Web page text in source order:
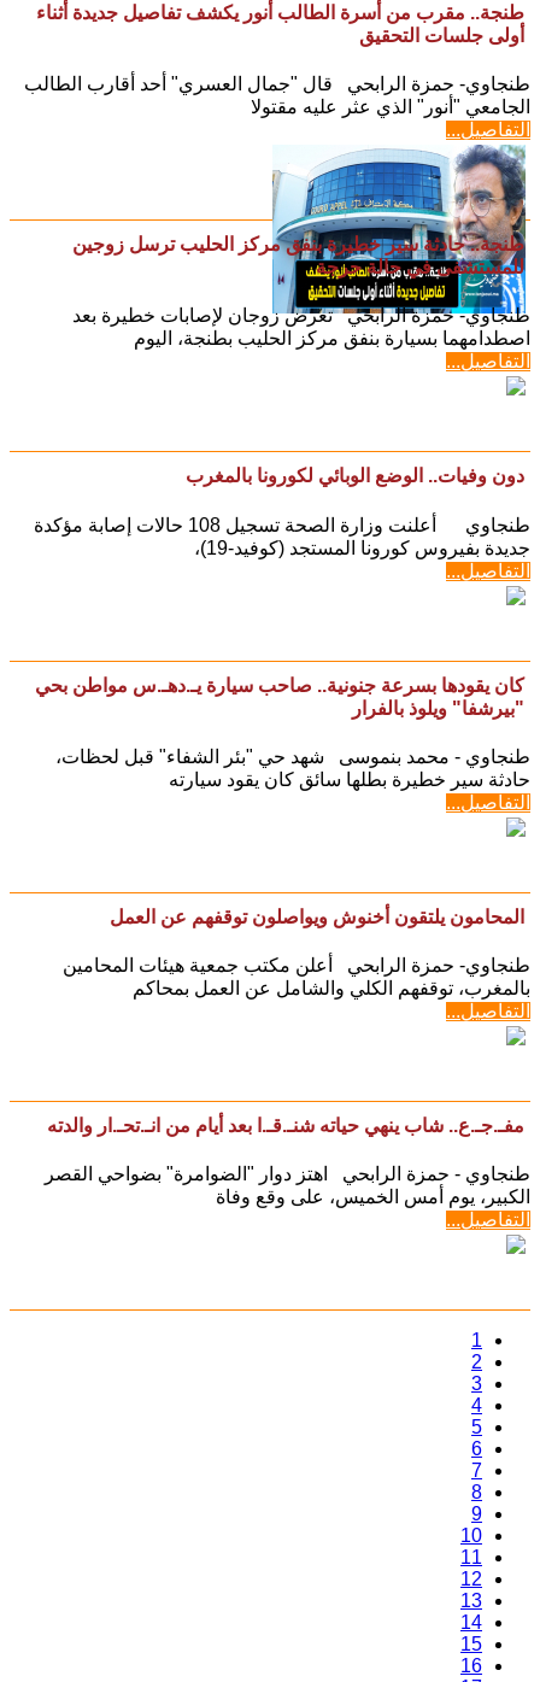
طنجة.. مقرب من أسرة الطالب أنور يكشف تفاصيل جديدة أثناء
أولى جلسات التحقيق
طنجاوي- حمزة الرابحي قال "جمال العسري" أحد أقارب الطالب
الجامعي "أنور" الذي عثر عليه مقتولا
التفاصيل...
طنجة.. حادثة سير خطيرة بنفق مركز الحليب ترسل زوجين
للمستشفى في حالة حرجة
طنجاوي- حمزة الرابحي تعرض زوجان لإصابات خطيرة بعد
اصطدامهما بسيارة بنفق مركز الحليب بطنجة، اليوم
التفاصيل...
دون وفيات.. الوضع الوبائي لكورونا بالمغرب
طنجاوي أعلنت وزارة الصحة تسجيل 108 حالات إصابة مؤكدة
جديدة بفيروس كورونا المستجد (كوفيد-19)،
التفاصيل...
كان يقودها بسرعة جنونية.. صاحب سيارة يـ.دهـ.س مواطن بحي
"بيرشفا" ويلوذ بالفرار
طنجاوي - محمد بنموسى شهد حي "بئر الشفاء" قبل لحظات،
حادثة سير خطيرة بطلها سائق كان يقود سيارته
التفاصيل...
المحامون يلتقون أخنوش ويواصلون توقفهم عن العمل
طنجاوي- حمزة الرابحي أعلن مكتب جمعية هيئات المحامين
بالمغرب، توقفهم الكلي والشامل عن العمل بمحاكم
التفاصيل...
مفـ.جـ.ع.. شاب ينهي حياته شنـ.قـ.ا بعد أيام من انـ.تحـ.ار والدته
طنجاوي - حمزة الرابحي اهتز دوار "الضوامرة" بضواحي القصر
الكبير، يوم أمس الخميس، على وقع وفاة
التفاصيل...
1
2
3
4
5
6
7
8
9
10
11
12
13
14
15
16